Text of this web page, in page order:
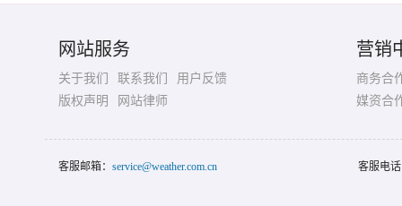
网站服务
关于我们 联系我们
用户反馈
版权声明
网站律师
营销
商务合
媒资合
客服邮箱： service@weather.com.cn 客服电